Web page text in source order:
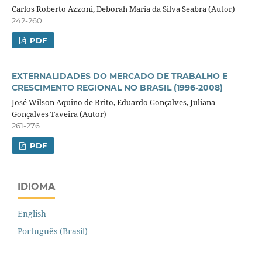
Carlos Roberto Azzoni, Deborah Maria da Silva Seabra (Autor)
242-260
PDF
EXTERNALIDADES DO MERCADO DE TRABALHO E
CRESCIMENTO REGIONAL NO BRASIL (1996-2008)
José Wilson Aquino de Brito, Eduardo Gonçalves, Juliana
Gonçalves Taveira (Autor)
261-276
PDF
IDIOMA
English
Português (Brasil)